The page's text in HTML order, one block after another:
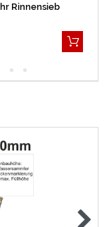
Rinnensieb